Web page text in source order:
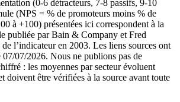
(0-6 détracteurs, 7-8 passifs, 9-10
(NPS = % de promoteurs moins % de
à +100) présentées ici correspondent à la
publiée par Bain & Company et Fred
l’indicateur en 2003. Les liens sources ont
07/2026. Nous ne publions pas de
: les moyennes par secteur évoluent
doivent être vérifiées à la source avant toute